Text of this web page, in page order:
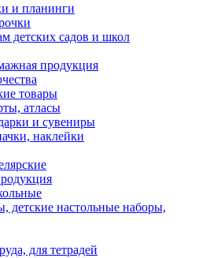
и планинги
детских садов и школ
продукция
товары
атласы
и сувениры
наклейки
детские настольные наборы,
для тетрадей